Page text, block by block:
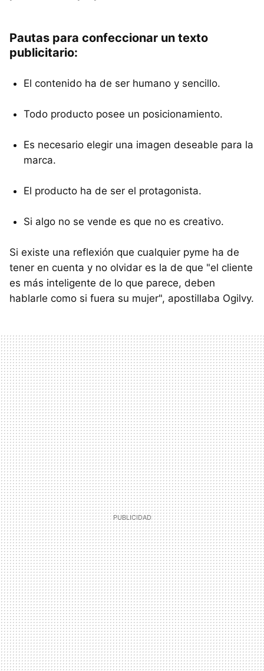
Pautas para confeccionar un texto
publicitario:
El contenido ha de ser humano y sencillo.
Todo producto posee un posicionamiento.
Es necesario elegir una imagen deseable para la
marca.
El producto ha de ser el protagonista.
Si algo no se vende es que no es creativo.
Si existe una reflexión que cualquier pyme ha de
tener en cuenta y no olvidar es la de que "el cliente
es más inteligente de lo que parece, deben
hablarle como si fuera su mujer", apostillaba Ogilvy.